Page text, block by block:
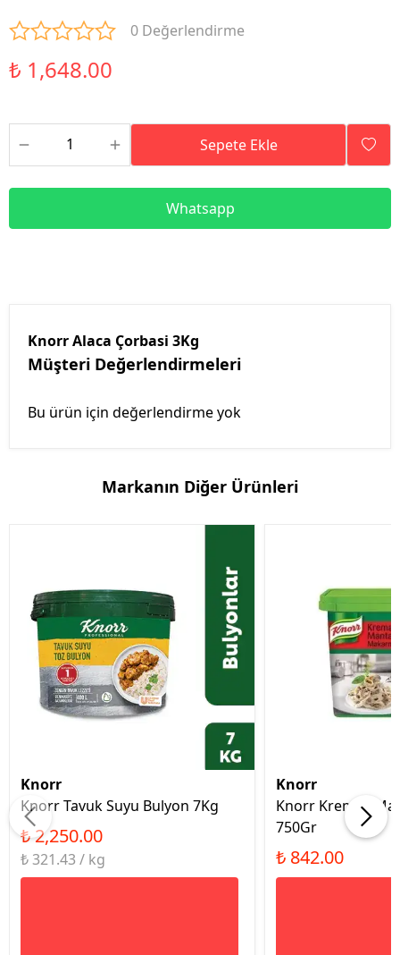
0 Değerlendirme
₺ 1,648.00
Sepete Ekle
Whatsapp
Knorr Alaca Çorbasi 3Kg
Müşteri Değerlendirmeleri
Bu ürün için değerlendirme yok
Markanın Diğer Ürünleri
Knorr
Knorr Tavuk Suyu Bulyon 7Kg
₺ 2,250.00
₺ 321.43 / kg
Knorr
Knorr Kremalı
750Gr
₺ 842.00